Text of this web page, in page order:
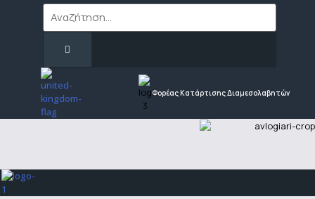
Φορέας Κατάρτισης Διαμεσολαβητών